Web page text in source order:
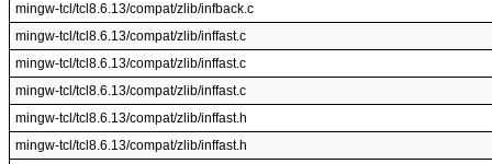
mingw-tcl/tcl8.6.13/compat/zlib/infback.c
mingw-tcl/tcl8.6.13/compat/zlib/inffast.c
mingw-tcl/tcl8.6.13/compat/zlib/inffast.c
mingw-tcl/tcl8.6.13/compat/zlib/inffast.c
mingw-tcl/tcl8.6.13/compat/zlib/inffast.h
mingw-tcl/tcl8.6.13/compat/zlib/inffast.h